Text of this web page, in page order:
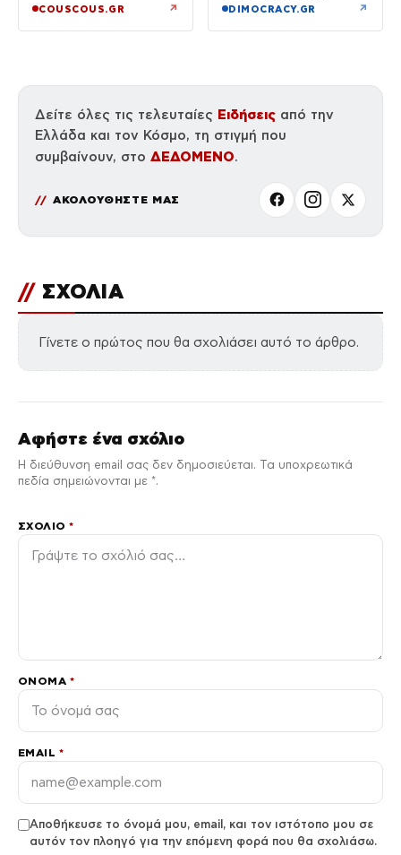
COUSCOUS.GR ↗ DIMOCRACY.GR ↗
Δείτε όλες τις τελευταίες Ειδήσεις από την
Ελλάδα και τον Κόσμο, τη στιγμή που
συμβαίνουν, στο ΔΕΔΟΜΕΝΟ.
ΑΚΟΛΟΥΘΗΣΤΕ ΜΑΣ
// ΣΧΟΛΙΑ
Γίνετε ο πρώτος που θα σχολιάσει αυτό το άρθρο.
Αφήστε ένα σχόλιο
Η διεύθυνση email σας δεν δημοσιεύεται. Τα υποχρεωτικά
πεδία σημειώνονται με *.
ΣΧΌΛΙΟ*
ΌΝΟΜΑ *
EMAIL *
Αποθήκευσε το όνομά μου, email, και τον ιστότοπο μου σε
αυτόν τον πλοηγό για την επόμενη φορά που θα σχολιάσω.